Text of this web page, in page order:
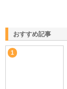
おすすめ記事
1